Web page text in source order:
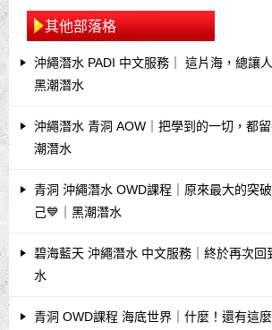
其他部落格
沖繩潛水 PADI 中文服務｜ 這片海，總讓
黑潮潛水
沖繩潛水 青洞 AOW｜把學到的一切，都
潮潛水
青洞 沖繩潛水 OWD課程｜原來最大的突
己💙｜黑潮潛水
碧海藍天 沖繩潛水 中文服務｜終於再次回
水
青洞 OWD課程 海底世界｜什麼！還有這麼